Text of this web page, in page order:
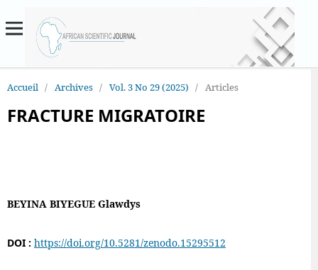
Accueil / Archives / Vol. 3 No 29 (2025) / Articles
FRACTURE MIGRATOIRE
BEYINA BIYEGUE Glawdys
DOI : https://doi.org/10.5281/zenodo.15295512